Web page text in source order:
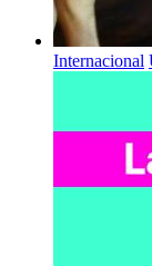
Internacional